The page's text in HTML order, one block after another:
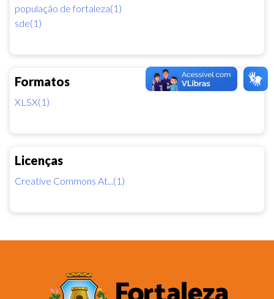
população de fortaleza(1)
sde(1)
Formatos
XLSX(1)
Licenças
Creative Commons At...(1)